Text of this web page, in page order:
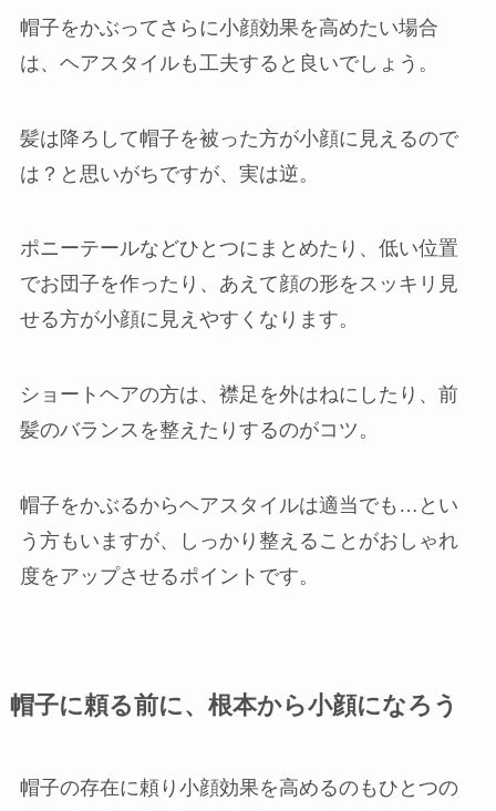
帽子をかぶってさらに小顔効果を高めたい場合
は、ヘアスタイルも工夫すると良いでしょう。
髪は降ろして帽子を被った方が小顔に見えるので
は？と思いがちですが、実は逆。
ポニーテールなどひとつにまとめたり、低い位置
でお団子を作ったり、あえて顔の形をスッキリ見
せる方が小顔に見えやすくなります。
ショートヘアの方は、襟足を外はねにしたり、前
髪のバランスを整えたりするのがコツ。
帽子をかぶるからヘアスタイルは適当でも…とい
う方もいますが、しっかり整えることがおしゃれ
度をアップさせるポイントです。
帽子に頼る前に、根本から小顔になろう
帽子の存在に頼り小顔効果を高めるのもひとつの